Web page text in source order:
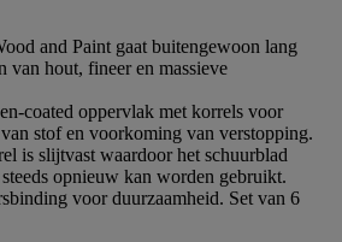
and Paint gaat buitengewoon lang
van hout, fineer en massieve
coated oppervlak met korrels voor
stof en voorkoming van verstopping.
is slijtvast waardoor het schuurblad
opnieuw kan worden gebruikt.
voor duurzaamheid. Set van 6